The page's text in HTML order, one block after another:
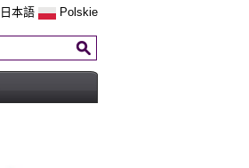
日本語 Polskie